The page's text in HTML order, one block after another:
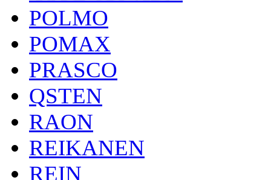
POLMO
POMAX
PRASCO
QSTEN
RAON
REIKANEN
REIN